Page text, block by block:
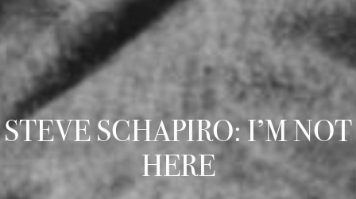
STEVE SCHAPIRO: I’M NOT
HERE